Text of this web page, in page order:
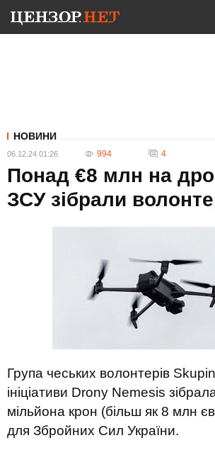
НОВИНИ
06.12.24 01:26 994 4
Понад €8 млн на
ЗСУ зібрали
Група чеських волонтерів
ініціативи Drony Nemesis
мільйона крон (більш як 8 млн
для Збройних Сил України.